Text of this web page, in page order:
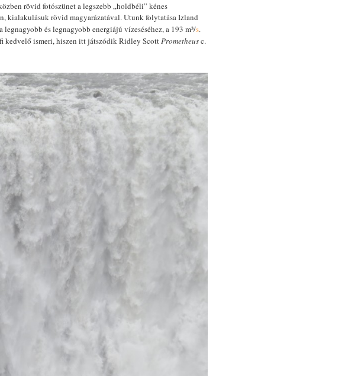
rövid fotószünet a legszebb „holdbéli” kénes
kialakulásuk rövid magyarázatával. Utunk folytatása Izland
legnagyobb és legnagyobb energiájú vízeséséhez, a 193 m³/s.
kedvelő ismeri, hiszen itt játszódik Ridley ScottPrometheusc.